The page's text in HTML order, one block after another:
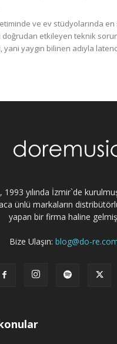
ve ev stüdyolarında en
etkileyen teknik
yani yaygın bilinen adıyla
yılında İzmir`de
ünlü markaların
yapan bir firma haline
Bize Ulaşın: blog@do-